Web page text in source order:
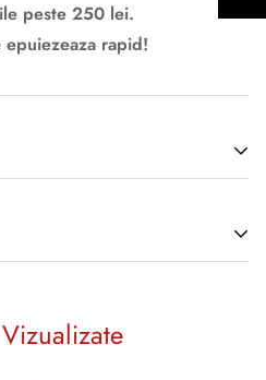
peste 250 lei.
epuiezeaza rapid!
astfet :